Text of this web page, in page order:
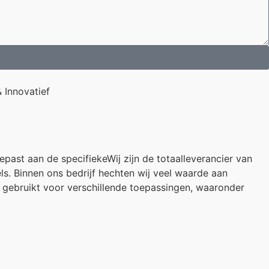
Innovatief
aan de specifiekeWij zijn de totaalleverancier van
Binnen ons bedrijf hechten wij veel waarde aan
voor verschillende toepassingen, waaronder